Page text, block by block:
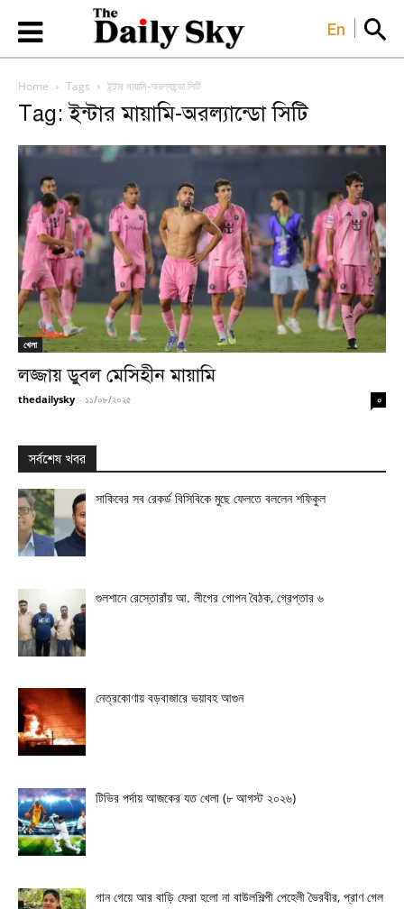
En
Home Tags ইন্টার মায়ামি-অরল্যান্ডো সিটি
Tag: ইন্টার মায়ামি-অরল্যান্ডো সিটি
খেলা
লজ্জায় ডুবল মেসিহীন মায়ামি
thedailysky - ১১/০৮/২০২৫ ০
সর্বশেষ খবর
সাকিবের সব রেকর্ড বিসিবিকে মুছে ফেলতে বললেন শফিকুল
গুলশানে রেস্তোরাঁয় আ. লীগের গোপন বৈঠক, গ্রেপ্তার ৬
নেত্রকোণায় বড়বাজারে ভয়াবহ আগুন
টিভির পর্দায় আজকের যত খেলা (৮ আগস্ট ২০২৬)
গান গেয়ে আর বাড়ি ফেরা হলো না বাউলশিল্পী পেহেলী ভৈরবীর, প্রাণ গেল